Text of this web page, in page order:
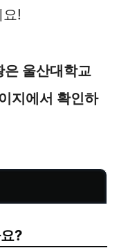
!
은 울산대학교
지에서 확인하
?